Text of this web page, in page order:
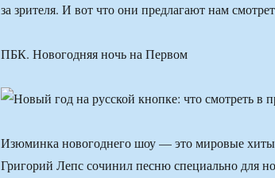
за зрителя. И вот что они предлагают нам
ПБК. Новогодняя ночь на Первом
Изюминка новогоднего шоу — это мировые
Григорий Лепс сочинил песню специально для